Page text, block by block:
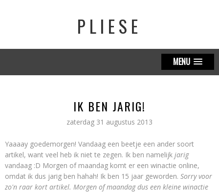
PLIESE
MENU
IK BEN JARIG!
zaterdag 31 augustus 2013
Yaaaay goedemorgen! Vandaag een beetje een ander soort
artikel, want veel heb ik niet te zegen. Ik ben namelijk jarig
vandaag :D Morgen of maandag komt er een winactie online,
omdat ik dus jarig ben hahah! Ik ben 15 jaar geworden. Sorry voor
zo'n raar kort artikel. Morgen of maandag dus een kleine winactie